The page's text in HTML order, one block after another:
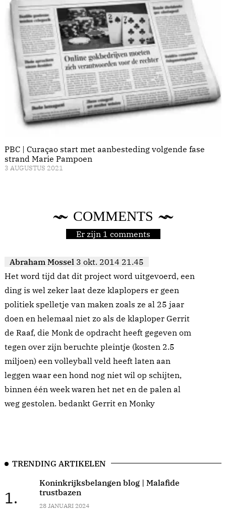
PBC | Curaçao start met aanbesteding volgende fase
strand Marie Pampoen
3 AUGUSTUS 2021
COMMENTS
Er zijn 1 comments
Abraham Mossel 3 okt. 2014 21.45
Het word tijd dat dit project word uitgevoerd, een
ding is wel zeker laat deze klaplopers er geen
politiek spelletje van maken zoals ze al 25 jaar
doen en helemaal niet zo als de klaploper Gerrit
de Raaf, die Monk de opdracht heeft gegeven om
tegen over zijn beruchte pleintje (kosten 2.5
miljoen) een volleyball veld heeft laten aan
leggen waar een hond nog niet wil op schijten,
binnen één week waren het net en de palen al
weg gestolen. bedankt Gerrit en Monky
TRENDING ARTIKELEN
1.
Koninkrijksbelangen blog | Malafide
trustbazen
28 JANUARI 2024